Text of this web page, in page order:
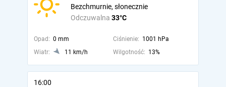
Odczuwalna 33°C
Bezchmurnie, słonecznie
Opad: 0 mm Ciśnienie: 1001 hPa
Wiatr:
11 km/h Wilgotność: 13%
16:00